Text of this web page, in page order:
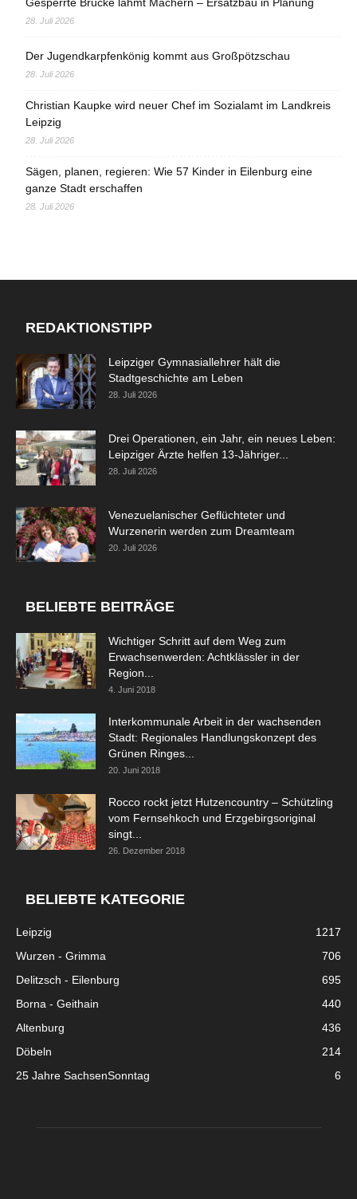
28. Juli 2026
Der Jugendkarpfenkönig kommt aus Großpötzschau
28. Juli 2026
Christian Kaupke wird neuer Chef im Sozialamt im Landkreis
Leipzig
28. Juli 2026
Sägen, planen, regieren: Wie 57 Kinder in Eilenburg eine
ganze Stadt erschaffen
28. Juli 2026
REDAKTIONSTIPP
Leipziger Gymnasiallehrer hält die
Stadtgeschichte am Leben
28. Juli 2026
Drei Operationen, ein Jahr, ein neues Leben:
Leipziger Ärzte helfen 13-Jähriger...
28. Juli 2026
Venezuelanischer Geflüchteter und
Wurzenerin werden zum Dreamteam
20. Juli 2026
BELIEBTE BEITRÄGE
Wichtiger Schritt auf dem Weg zum
Erwachsenwerden: Achtklässler in der
Region...
4. Juni 2018
Interkommunale Arbeit in der wachsenden
Stadt: Regionales Handlungskonzept des
Grünen Ringes...
20. Juni 2018
Rocco rockt jetzt Hutzencountry – Schützling
vom Fernsehkoch und Erzgebirgsoriginal
singt...
26. Dezember 2018
BELIEBTE KATEGORIE
Leipzig
1217
Wurzen - Grimma
706
Delitzsch - Eilenburg
695
Borna - Geithain
440
Altenburg
436
Döbeln
214
25 Jahre SachsenSonntag
6